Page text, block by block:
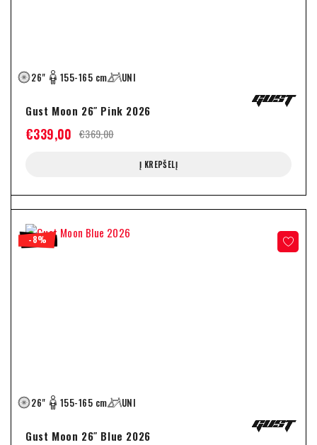
26" 155-165 cm UNI
Gust Moon 26″ Pink 2026
€369,00
€339,00
Į KREPŠELĮ
-8%
26" 155-165 cm UNI
Gust Moon 26″ Blue 2026